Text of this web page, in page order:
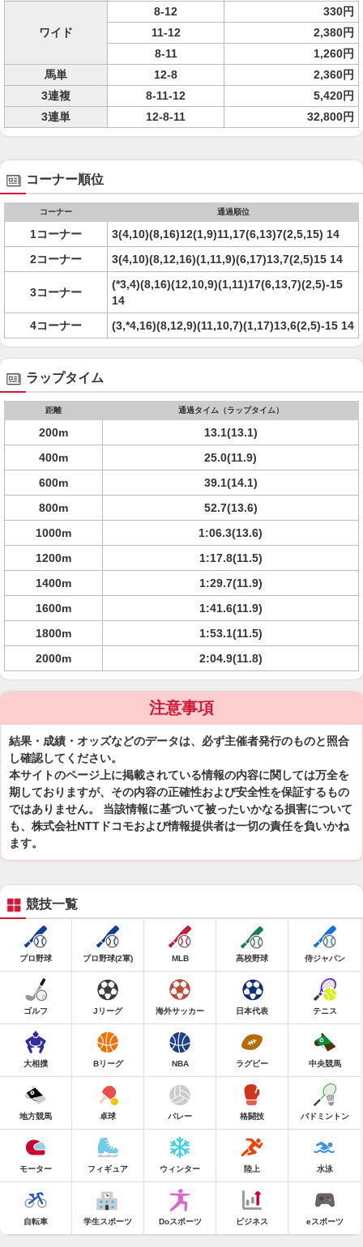
ワイド
8-12
330円
11-12
2,380円
8-11
1,260円
馬単
12-8
2,360円
3連複
8-11-12
5,420円
3連単
12-8-11 32,800円
コーナー順位
コーナー 通過順位
1コーナー
3(4,10)(8,16)12(1,9)11,17(6,13)7(2,5,15) 14
2コーナー
3(4,10)(8,12,16)(1,11,9)(6,17)13,7(2,5)15 14
3コーナー
(*3,4)(8,16)(12,10,9)(1,11)17(6,13,7)(2,5)-15
14
4コーナー
(3,*4,16)(8,12,9)(11,10,7)(1,17)13,6(2,5)-15 14
ラップタイム
距離 通過タイム（ラップタイム）
200m
13.1(13.1)
400m
25.0(11.9)
600m
39.1(14.1)
800m
52.7(13.6)
1000m
1:06.3(13.6)
1200m
1:17.8(11.5)
1400m
1:29.7(11.9)
1600m
1:41.6(11.9)
1800m
1:53.1(11.5)
2000m
2:04.9(11.8)
注意事項
結果・成績・オッズなどのデータは、必ず主催者発行のものと照合
し確認してください。
本サイトのページ上に掲載されている情報の内容に関しては万全を
期しておりますが、その内容の正確性および安全性を保証するもの
ではありません。 当該情報に基づいて被ったいかなる損害について
も、株式会社NTTドコモおよび情報提供者は一切の責任を負いかね
ます。
競技一覧
プロ野球 プロ野球(2軍) MLB 高校野球 侍ジャパン
ゴルフ Jリーグ 海外サッカー 日本代表 テニス
大相撲 Bリーグ NBA ラグビー 中央競馬
地方競馬 卓球 バレー 格闘技 バドミントン
モーター フィギュア ウィンター 陸上 水泳
自転車 学生スポーツ Doスポーツ ビジネス eスポーツ